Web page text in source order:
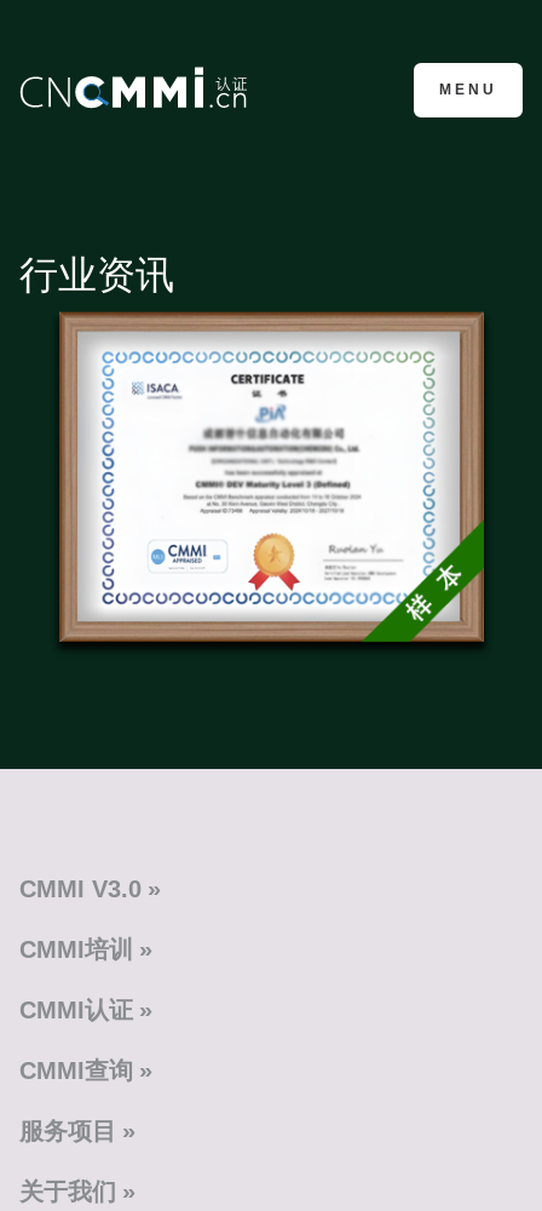
CMMI认证咨询
MENU
行业资讯
CMMI V3.0
CMMI培训
CMMI认证
CMMI查询
服务项目
关于我们